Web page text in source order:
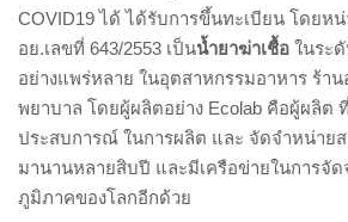
COVID19 ได้ ได้รับการขึ้นทะเบียน โดยห
อย.เลขที่ 643/2553 เป็นน้ำยาฆ่าเชื้อ ในระ
อย่างแพร่หลาย ในอุตสาหกรรมอาหาร ร้าน
พยาบาล โดยผู้ผลิตอย่าง Ecolab คือผู้ผลิต
ประสบการณ์ ในการผลิต และ จัดจำหน่าย
มานานหลายสิบปี และมีเครือข่ายในการจัด
ภูมิภาคของโลกอีกด้วย